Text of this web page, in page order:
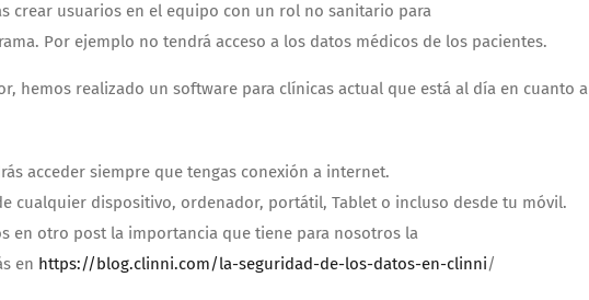
crear usuarios en el equipo con un rol no sanitario para
Por ejemplo no tendrá acceso a los datos médicos de los pacientes.
hemos realizado un software para clínicas actual que está al día en cuanto a
acceder siempre que tengas conexión a internet.
cualquier dispositivo, ordenador, portátil, Tablet o incluso desde tu móvil.
en otro post la importancia que tiene para nosotros la
en https://blog.clinni.com/la-seguridad-de-los-datos-en-clinni/